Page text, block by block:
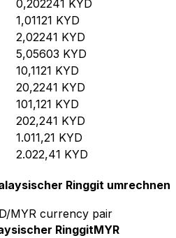
0,202241 KYD
1,01121 KYD
2,02241 KYD
5,05603 KYD
10,1121 KYD
20,2241 KYD
101,121 KYD
202,241 KYD
1.011,21 KYD
2.022,41 KYD
Ringgit umrechnen
MYR currency pair
RinggitMYR